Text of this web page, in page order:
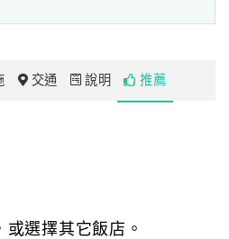
交通 說明 推薦
選擇其它飯店。